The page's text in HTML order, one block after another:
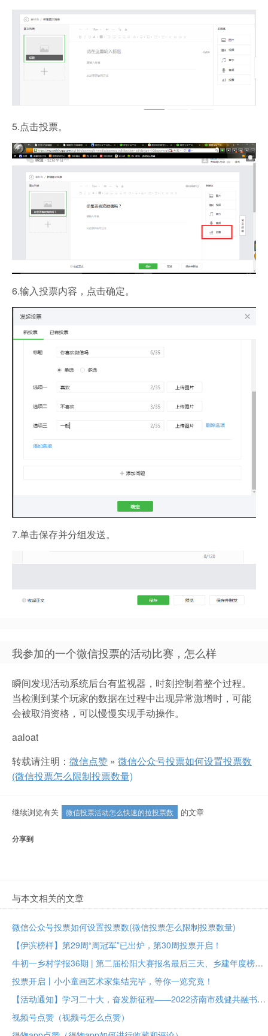
5.点击投票。
6.输入投票内容，点击确定。
7.单击保存并分组发送。
我参加的一个微信投票的活动比赛，怎么样
瞬间发现活动系统后台有监视器，时刻控制着整个过程。
当检测到某个玩家的数据在过程中出现异常激增时，可能
会被取消资格，可以慢慢实现手动操作。
aaloat
转载请注明： 微信点赞 » 微信公众号投票如何设置投票数
(微信投票怎么限制投票数量)
继续浏览有关 微信投票活动怎么快速的拉投票数 的文章
分享到
与本文相关的文章
微信公众号投票如何设置投票数(微信投票怎么限制投票数量)
【伊滨榜样】第29周“周冠军”已出炉，第30周投票开启！
牛初一乡村学报36期 | 第二届松阳大赛报名最后三天、乡建年度榜样大众投票进行中
投票开启丨小小童画艺术家集结完毕，等你一览究竟！
【活动通知】学习二十大，奋发新征程——2022济南市残健共融书法美术作品展投票评选
视频号点赞（视频号怎么点赞）